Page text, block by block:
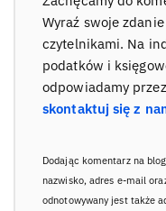
Wyraź swoje
czytelnikami. Na
podatków i
odpowiadamy
skontaktuj się z
Dodając komentarz na
nazwisko, adres e-mail
odnotowywany jest także